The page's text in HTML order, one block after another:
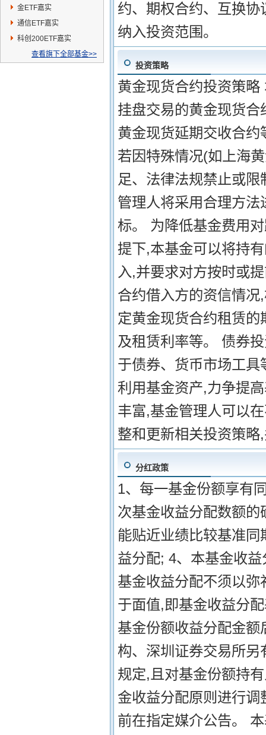
A
金ETF嘉实
通信ETF嘉实
科创200ETF嘉实
查看旗下全部基金>>
约、期权合约、互换
纳入投资范围。
投资策略
黄金现货合约投资策
挂盘交易的黄金现货
黄金现货延期交收合
若因特殊情况(如上海
足、法律法规禁止或
管理人将采用合理方
标。 为降低基金费用
提下,本基金可以将持
入,并要求对方按时或
合约借入方的资信情
定黄金现货合约租赁
及租赁利率等。 债券
于债券、货币市场工
利用基金资产,力争提
丰富,基金管理人可以
整和更新相关投资策
分红政策
1、每一基金份额享有
次基金收益分配数额
能贴近业绩比较基准
益分配; 4、本基金收
基金收益分配不须以
于面值,即基金收益分
基金份额收益分配金
构、深圳证券交易所
规定,且对基金份额持
金收益分配原则进行
前在指定媒介公告。